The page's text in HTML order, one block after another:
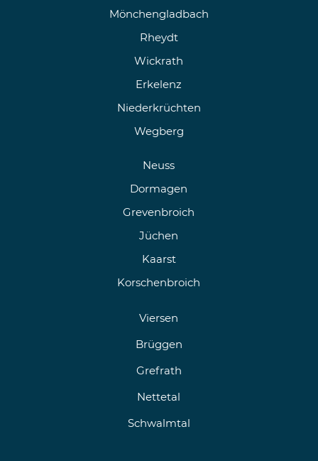
Mönchengladbach
Rheydt
Wickrath
Erkelenz
Niederkrüchten
Wegberg
Neuss
Dormagen
Grevenbroich
Jüchen
Kaarst
Korschenbroich
Viersen
Brüggen
Grefrath
Nettetal
Schwalmtal